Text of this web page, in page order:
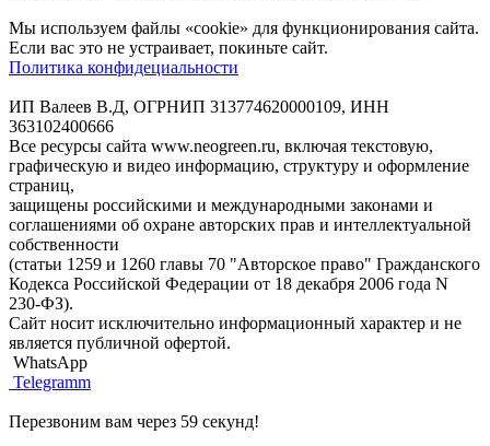
Мы используем файлы «cookie» для функционирования сайта.
Если вас это не устраивает, покиньте сайт.
Политика конфидециальности
ИП Валеев В.Д, ОГРНИП 313774620000109, ИНН
363102400666
Все ресурсы сайта www.neogreen.ru, включая текстовую,
графическую и видео информацию, структуру и оформление
страниц,
защищены российскими и международными законами и
соглашениями об охране авторских прав и интеллектуальной
собственности
(статьи 1259 и 1260 главы 70 "Авторское право" Гражданского
Кодекса Российской Федерации от 18 декабря 2006 года N
230-ФЗ).
Сайт носит исключительно информационный характер и не
является публичной офертой.
WhatsApp
Telegramm
Перезвоним вам через 59 секунд!